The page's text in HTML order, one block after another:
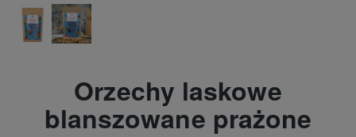
Orzechy laskowe
blanszowane prażone